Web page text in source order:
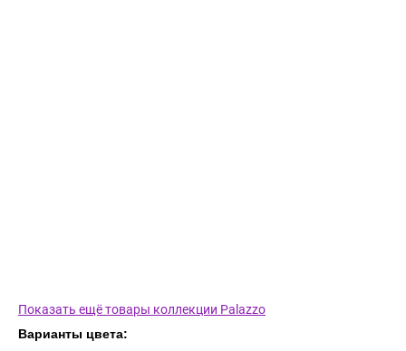
Показать ещё товары коллекции Palazzo
Варианты цвета: